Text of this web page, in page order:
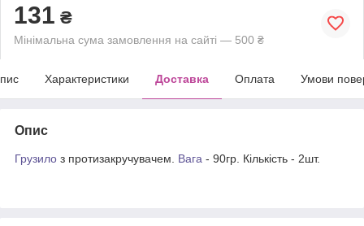
131 ₴
Мінімальна сума замовлення на сайті — 500 ₴
Характеристики Доставка Оплата Умови
Опис
Грузило з протизакручувачем. Вага - 90гр. Кількість - 2шт.